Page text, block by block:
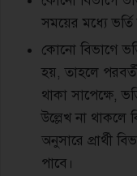
সময়ের মধ্যে ভর্তি
কোনাে বিভাগে
হয়, তাহলে
থাকা সাপেক্ষে,
উল্লেখ না থাকলে
অনুসারে প্রার্থী
পাবে।